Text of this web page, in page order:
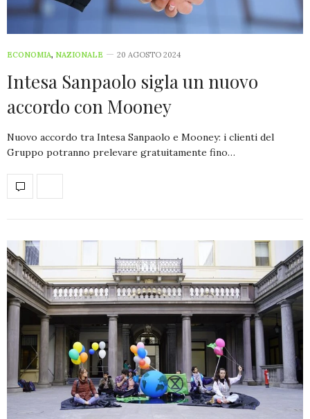
ECONOMIA, NAZIONALE 20 AGOSTO 2024
Intesa Sanpaolo sigla un nuovo
accordo con Mooney
Nuovo accordo tra Intesa Sanpaolo e Mooney: i clienti del
Gruppo potranno prelevare gratuitamente fino…